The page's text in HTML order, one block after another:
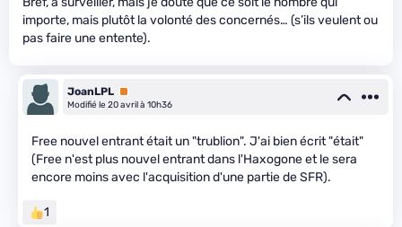
importe, mais plutôt la volonté des concernés… (s’ils veulent ou
pas faire une entente).
JoanLPL Premium
Modifié le 20 avril à 10h36
Free nouvel entrant était un "trublion". J'ai bien écrit "était"
(Free n'est plus nouvel entrant dans l'Haxogone et le sera
encore moins avec l'acquisition d'une partie de SFR).
1